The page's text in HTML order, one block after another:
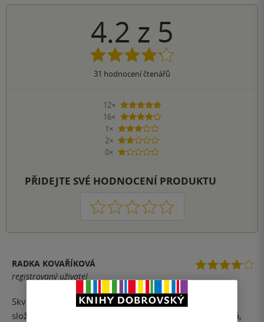
4.2 z 5
31 hodnocení čtenářů
12×
5 hvězdiček
16×
4 hvězdičky
1×
3 hvězdičky
2×
2 hvězdičky
0×
1 hvezdička
PŘIDEJTE SVÉ HODNOCENÍ PRODUKTU
1 2 3 4 5
RADKA KOVAŘÍKOVÁ
registrovaný uživatel
Skvělé oddychové čtení. Od této knihy nečekejte žádné
složité souvětí, složité myšlenky. Je opravdu jednoduchá,